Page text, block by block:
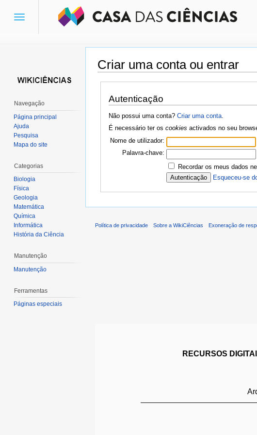
Criar uma conta ou entrar
Ir para:navegação,pesquisa
Autenticação
Não possui uma conta? Criar uma conta.
É necessário ter os cookies activados no seu
Nome de utilizador:
Palavra-chave:
Recordar os meus dados
Esqueceu-se
Toggle
Navegação
Página principal
Ajuda
Pesquisa
Mapa do site
Categorias
Biologia
Física
Geologia
Matemática
Química
Informática
História da Ciência
Manutenção
Manutenção
Ferramentas
Páginas especiais
Política de privacidade Sobre a WikiCiências Exoneração de
RECURSOS